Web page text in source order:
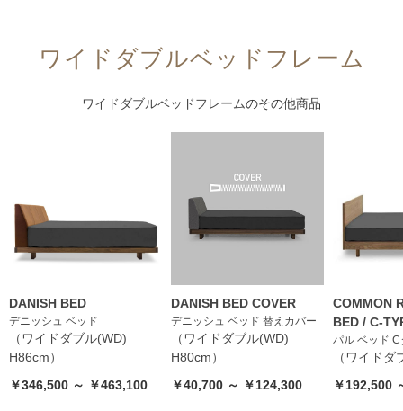
ワイドダブルベッドフレーム
ワイドダブルベッドフレームのその他商品
DANISH BED
デニッシュ ベッド
（ワイドダブル(WD)
H86cm）
￥346,500 ～ ￥463,100
DANISH BED COVER
デニッシュ ベッド 替えカバー
（ワイドダブル(WD)
H80cm）
￥40,700 ～ ￥124,300
COMMON
BED / C-
パル ベッド C
（ワイド
￥192,500